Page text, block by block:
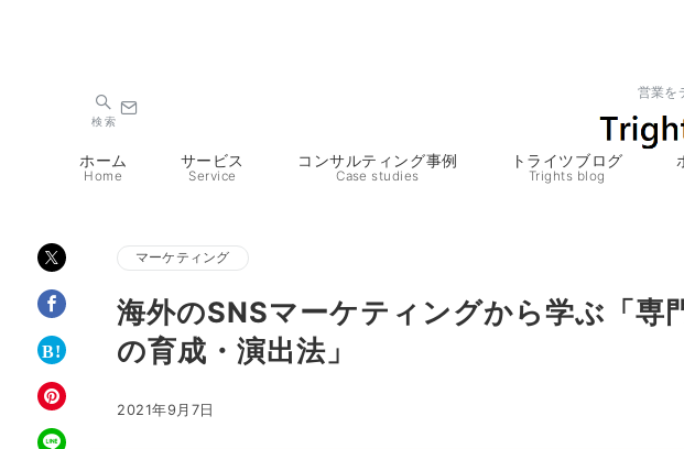
営業を
検索
ホーム
Home
サービス
Service
コンサルティング事例
Case studies
トライツブログ
Trights blog
マーケティング
海外のSNSマーケティングから学ぶ「専
の育成・演出法」
2021年9月7日